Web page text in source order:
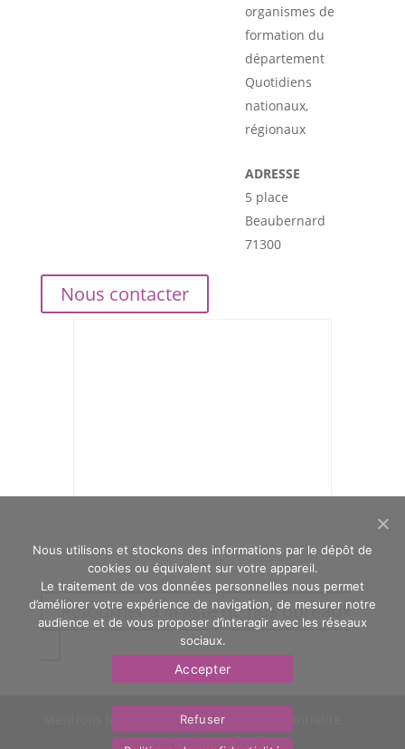
organismes de
formation du
département
Quotidiens
nationaux,
régionaux
ADRESSE
5 place
Beaubernard
71300
Nous contacter
Retourner à la liste de nos bureaux
Politique de confidentialité
Nous contacter
OasYs
Nous utilisons et stockons des informations par le dépôt de
cookies ou équivalent sur votre appareil.
Le traitement de vos données personnelles nous permet
d’améliorer votre expérience de navigation, de mesurer notre
audience et de vous proposer d’interagir avec les réseaux
sociaux.
Accepter
Refuser